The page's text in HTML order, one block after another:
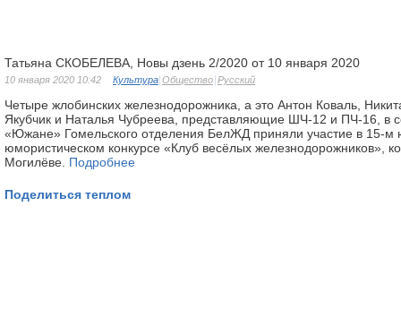
Татьяна СКОБЕЛЕВА, Новы дзень 2/2020 от 10 января 2020
10 января 2020 10:42 Культура Общество Русский
Четыре жлобинских железнодорожника, а это Антон Коваль,
Якубчик и Наталья Чубреева, представляющие ШЧ-12 и ПЧ-16, в
«Южане» Гомельского отделения БелЖД приняли участие в 15-
юмористическом конкурсе «Клуб весёлых железнодорожников»,
Могилёве. Подробнее
Поделиться теплом